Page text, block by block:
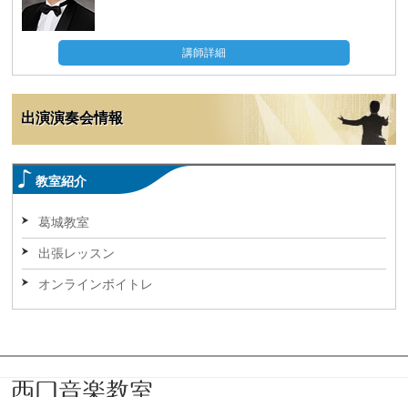
講師詳細
出演演奏会情報
教室紹介
葛城教室
出張レッスン
オンラインボイトレ